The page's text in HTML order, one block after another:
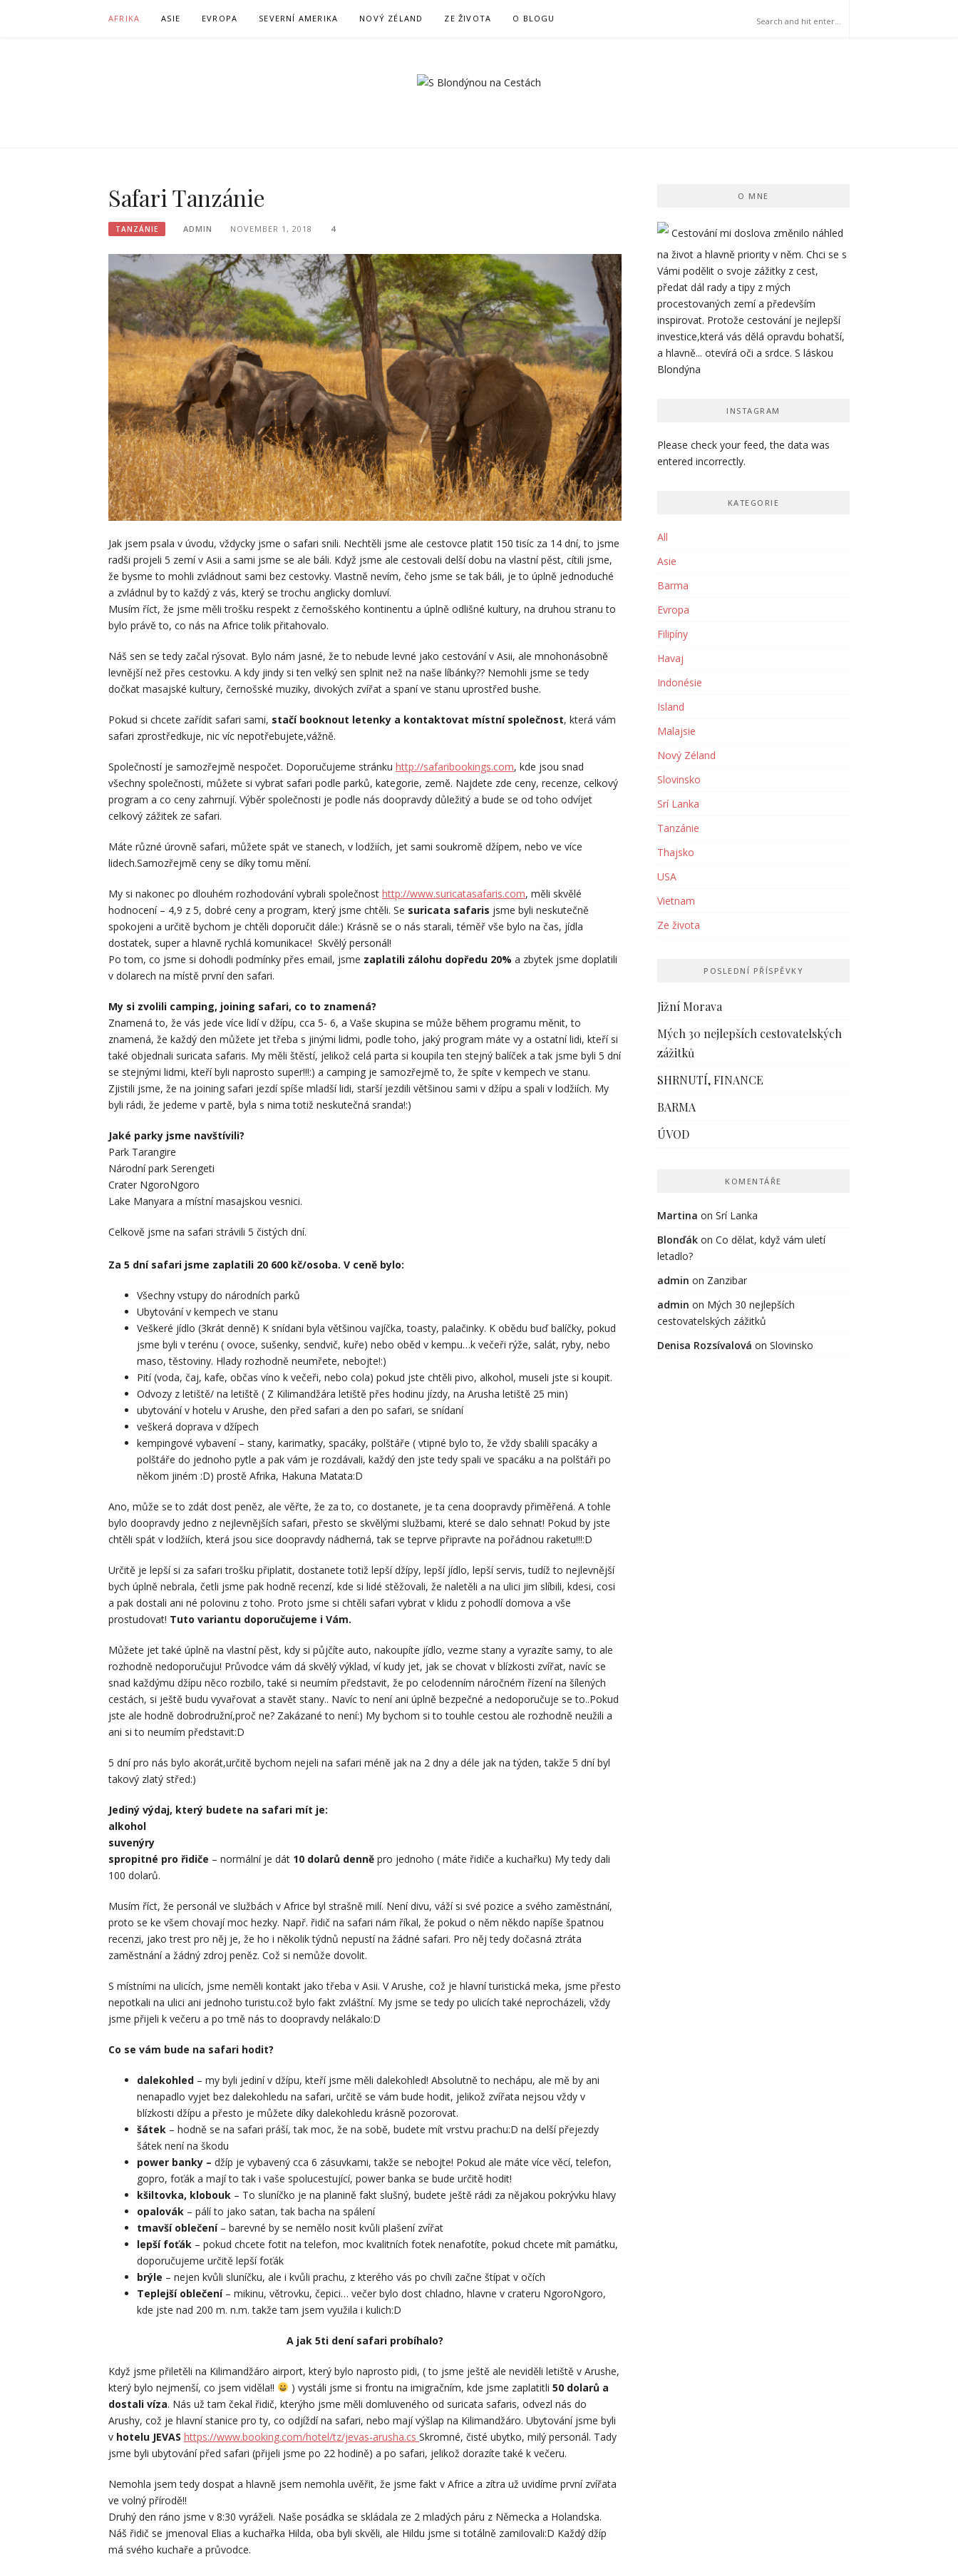
AFRIKA ASIE EVROPA SEVERNÍ AMERIKA NOVÝ ZÉLAND ZE ŽIVOTA O BLOGU
Safari Tanzánie
TANZÁNIE ADMIN NOVEMBER 1, 2018 4
Jak jsem psala v úvodu, vždycky jsme o safari snili. Nechtěli jsme ale cestovce platit 150 tisíc za 14 dní, to jsme
radši projeli 5 zemí v Asii a sami jsme se ale báli. Když jsme ale cestovali delší dobu na vlastní pěst, cítili jsme,
že bysme to mohli zvládnout sami bez cestovky. Vlastně nevím, čeho jsme se tak báli, je to úplně jednoduché
a zvládnul by to každý z vás, který se trochu anglicky domluví.
Musím říct, že jsme měli trošku respekt z černošského kontinentu a úplně odlišné kultury, na druhou stranu to
bylo právě to, co nás na Africe tolik přitahovalo.
Náš sen se tedy začal rýsovat. Bylo nám jasné, že to nebude levné jako cestování v Asii, ale mnohonásobně
levnější než přes cestovku. A kdy jindy si ten velký sen splnit než na naše líbánky?? Nemohli jsme se tedy
dočkat masajské kultury, černošské muziky, divokých zvířat a spaní ve stanu uprostřed bushe.
Pokud si chcete zařídit safari sami, stačí booknout letenky a kontaktovat místní společnost, která vám
safari zprostředkuje, nic víc nepotřebujete,vážně.
Společností je samozřejmě nespočet. Doporučujeme stránku http://safaribookings.com, kde jsou snad
všechny společnosti, můžete si vybrat safari podle parků, kategorie, země. Najdete zde ceny, recenze, celkový
program a co ceny zahrnují. Výběr společnosti je podle nás doopravdy důležitý a bude se od toho odvíjet
celkový zážitek ze safari.
Máte různé úrovně safari, můžete spát ve stanech, v lodžiích, jet sami soukromě džípem, nebo ve více
lidech.Samozřejmě ceny se díky tomu mění.
My si nakonec po dlouhém rozhodování vybrali společnost http://www.suricatasafaris.com, měli skvělé
hodnocení – 4,9 z 5, dobré ceny a program, který jsme chtěli. Se suricata safaris jsme byli neskutečně
spokojeni a určitě bychom je chtěli doporučit dále:) Krásně se o nás starali, téměř vše bylo na čas, jídla
dostatek, super a hlavně rychlá komunikace! Skvělý personál!
Po tom, co jsme si dohodli podmínky přes email, jsme zaplatili zálohu dopředu 20% a zbytek jsme doplatili
v dolarech na místě první den safari.
My si zvolili camping, joining safari, co to znamená?
Znamená to, že vás jede více lidí v džípu, cca 5- 6, a Vaše skupina se může během programu měnit, to
znamená, že každý den můžete jet třeba s jinými lidmi, podle toho, jaký program máte vy a ostatní lidi, kteří si
také objednali suricata safaris. My měli štěstí, jelikož celá parta si koupila ten stejný balíček a tak jsme byli 5 dní
se stejnými lidmi, kteří byli naprosto super!!!:) a camping je samozřejmě to, že spíte v kempech ve stanu.
Zjistili jsme, že na joining safari jezdí spíše mladší lidi, starší jezdili většinou sami v džípu a spali v lodžiích. My
byli rádi, že jedeme v partě, byla s nima totiž neskutečná sranda!:)
Jaké parky jsme navštívili?
Park Tarangire
Národní park Serengeti
Crater NgoroNgoro
Lake Manyara a místní masajskou vesnici.
Celkově jsme na safari strávili 5 čistých dní.
Za 5 dní safari jsme zaplatili 20 600 kč/osoba. V ceně bylo:
Všechny vstupy do národních parků
Ubytování v kempech ve stanu
Veškeré jídlo (3krát denně) K snídani byla většinou vajíčka, toasty, palačinky. K obědu buď balíčky, pokud
jsme byli v terénu ( ovoce, sušenky, sendvič, kuře) nebo oběd v kempu…k večeři rýže, salát, ryby, nebo
maso, těstoviny. Hlady rozhodně neumřete, nebojte!:)
Pití (voda, čaj, kafe, občas víno k večeři, nebo cola) pokud jste chtěli pivo, alkohol, museli jste si koupit.
Odvozy z letiště/ na letiště ( Z Kilimandžára letiště přes hodinu jízdy, na Arusha letiště 25 min)
ubytování v hotelu v Arushe, den před safari a den po safari, se snídaní
veškerá doprava v džípech
kempingové vybavení – stany, karimatky, spacáky, polštáře ( vtipné bylo to, že vždy sbalili spacáky a
polštáře do jednoho pytle a pak vám je rozdávali, každý den jste tedy spali ve spacáku a na polštáři po
někom jiném :D) prostě Afrika, Hakuna Matata:D
Ano, může se to zdát dost peněz, ale věřte, že za to, co dostanete, je ta cena doopravdy přiměřená. A tohle
bylo doopravdy jedno z nejlevnějších safari, přesto se skvělými službami, které se dalo sehnat! Pokud by jste
chtěli spát v lodžiích, která jsou sice doopravdy nádherná, tak se teprve připravte na pořádnou raketu!!!:D
Určitě je lepší si za safari trošku připlatit, dostanete totiž lepší džípy, lepší jídlo, lepší servis, tudíž to nejlevnější
bych úplně nebrala, četli jsme pak hodně recenzí, kde si lidé stěžovali, že naletěli a na ulici jim slíbili, kdesi, cosi
a pak dostali ani né polovinu z toho. Proto jsme si chtěli safari vybrat v klidu z pohodlí domova a vše
prostudovat! Tuto variantu doporučujeme i Vám.
Můžete jet také úplně na vlastní pěst, kdy si půjčíte auto, nakoupíte jídlo, vezme stany a vyrazíte samy, to ale
rozhodně nedoporučuju! Průvodce vám dá skvělý výklad, ví kudy jet, jak se chovat v blízkosti zvířat, navíc se
snad každýmu džípu něco rozbilo, také si neumím představit, že po celodenním náročném řízení na šílených
cestách, si ještě budu vyvařovat a stavět stany.. Navíc to není ani úplně bezpečné a nedoporučuje se to..Pokud
jste ale hodně dobrodružní,proč ne? Zakázané to není:) My bychom si to touhle cestou ale rozhodně neužili a
ani si to neumím představit:D
5 dní pro nás bylo akorát,určitě bychom nejeli na safari méně jak na 2 dny a déle jak na týden, takže 5 dní byl
takový zlatý střed:)
Jediný výdaj, který budete na safari mít je:
alkohol
suvenýry
spropitné pro řidiče – normální je dát 10 dolarů denně pro jednoho ( máte řidiče a kuchařku) My tedy dali
100 dolarů.
Musím říct, že personál ve službách v Africe byl strašně milí. Není divu, váží si své pozice a svého zaměstnání,
proto se ke všem chovají moc hezky. Např. řidič na safari nám říkal, že pokud o něm někdo napíše špatnou
recenzi, jako trest pro něj je, že ho i několik týdnů nepustí na žádné safari. Pro něj tedy dočasná ztráta
zaměstnání a žádný zdroj peněz. Což si nemůže dovolit.
S místními na ulicích, jsme neměli kontakt jako třeba v Asii. V Arushe, což je hlavní turistická meka, jsme přesto
nepotkali na ulici ani jednoho turistu.což bylo fakt zvláštní. My jsme se tedy po ulicích také neprocházeli, vždy
jsme přijeli k večeru a po tmě nás to doopravdy nelákalo:D
Co se vám bude na safari hodit?
dalekohled – my byli jediní v džípu, kteří jsme měli dalekohled! Absolutně to nechápu, ale mě by ani
nenapadlo vyjet bez dalekohledu na safari, určitě se vám bude hodit, jelikož zvířata nejsou vždy v
blízkosti džípu a přesto je můžete díky dalekohledu krásně pozorovat.
šátek – hodně se na safari práší, tak moc, že na sobě, budete mít vrstvu prachu:D na delší přejezdy
šátek není na škodu
power banky – džíp je vybavený cca 6 zásuvkami, takže se nebojte! Pokud ale máte více věcí, telefon,
gopro, foťák a mají to tak i vaše spolucestující, power banka se bude určitě hodit!
kšiltovka, klobouk – To sluníčko je na planině fakt slušný, budete ještě rádi za nějakou pokrývku hlavy
opalovák – pálí to jako satan, tak bacha na spálení
tmavší oblečení– barevné by se nemělo nosit kvůli plašení zvířat
lepší foťák – pokud chcete fotit na telefon, moc kvalitních fotek nenafotíte, pokud chcete mít památku,
doporučujeme určitě lepší foťák
brýle – nejen kvůli sluníčku, ale i kvůli prachu, z kterého vás po chvíli začne štípat v očích
Teplejší oblečení– mikinu, větrovku, čepici… večer bylo dost chladno, hlavne v crateru NgoroNgoro,
kde jste nad 200 m. n.m. takže tam jsem využila i kulich:D
A jak 5ti dení safari probíhalo?
Když jsme přiletěli na Kilimandžáro airport, který bylo naprosto pidi, ( to jsme ještě ale neviděli letiště v Arushe,
který bylo nejmenší, co jsem viděla!!
) vystáli jsme si frontu na imigračním, kde jsme zaplatitli 50 dolarů a
dostali víza. Nás už tam čekal řidič, kterýho jsme měli domluveného od suricata safaris, odvezl nás do
Arushy, což je hlavní stanice pro ty, co odjíždí na safari, nebo mají výšlap na Kilimandžáro. Ubytování jsme byli
v hotelu JEVAS https://www.booking.com/hotel/tz/jevas-arusha.cs Skromné, čisté ubytko, milý personál. Tady
jsme byli ubytování před safari (přijeli jsme po 22 hodině) a po safari, jelikož dorazíte také k večeru.
Nemohla jsem tedy dospat a hlavně jsem nemohla uvěřit, že jsme fakt v Africe a zítra už uvidíme první zvířata
ve volný přírodě!!
Druhý den ráno jsme v 8:30 vyráželi. Naše posádka se skládala ze 2 mladých páru z Německa a Holandska.
Náš řidič se jmenoval Elias a kuchařka Hilda, oba byli skvěli, ale Hildu jsme si totálně zamilovali:D Každý džíp
má svého kuchaře a průvodce.
O MNE
Cestování mi doslova změnilo náhled
na život a hlavně priority v něm. Chci se s
Vámi podělit o svoje zážitky z cest,
předat dál rady a tipy z mých
procestovaných zemí a především
inspirovat. Protože cestování je nejlepší
investice,která vás dělá opravdu bohatší,
a hlavně... otevírá oči a srdce. S láskou
Blondýna
INSTAGRAM
Please check your feed, the data was
entered incorrectly.
KATEGORIE
All
Asie
Barma
Evropa
Filipíny
Havaj
Indonésie
Island
Malajsie
Nový Zéland
Slovinsko
Srí Lanka
Tanzánie
Thajsko
USA
Vietnam
Ze života
POSLEDNÍ PŘÍSPĚVKY
Jižní Morava
Mých 30 nejlepších cestovatelských
zážitků
SHRNUTÍ, FINANCE
BARMA
ÚVOD
KOMENTÁŘE
Martina on Srí Lanka
Blonďák on Co dělat, když vám uletí
letadlo?
admin on Zanzibar
admin on Mých 30 nejlepších
cestovatelských zážitků
Denisa Rozsívalová on Slovinsko